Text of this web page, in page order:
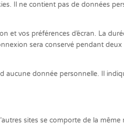
Il ne contient pas de données
vos préférences d’écran. La
sera conservé pendant
donnée personnelle. Il
sites se comporte de la même